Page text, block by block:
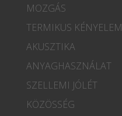
MOZGÁS
TERMIKUS KÉNYELEM
AKUSZTIKA
ANYAGHASZNÁLAT
SZELLEMI JÓLÉT
KÖZÖSSÉG